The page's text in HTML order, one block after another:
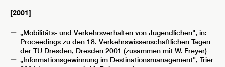
[2001]
„Mobilitäts- und Verkehrsverhalten von Jugendlichen", in:
Proceedings zu den 18. Verkehrswissenschaftlichen Tagen
der TU Dresden, Dresden 2001 (zusammen mit W. Freyer)
„Informationsgewinnung im Destinationsmanagement", Trier